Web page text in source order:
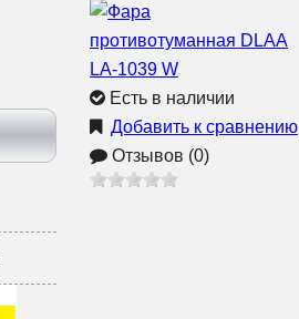
Есть в наличии
Добавить к сравнению
Отзывов (0)